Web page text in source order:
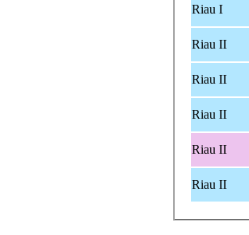
Riau I
Riau II
Riau II
Riau II
Riau II
Riau II